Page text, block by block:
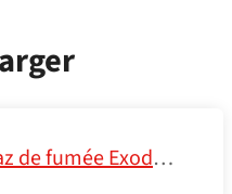
Exodraft — Catalogue